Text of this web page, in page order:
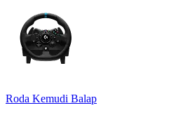
Roda Kemudi Balap